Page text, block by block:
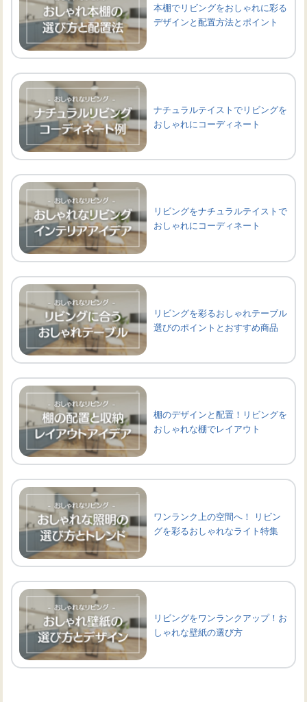
本棚でリビングをおしゃれに彩る
デザインと配置方法とポイント
ナチュラルテイストでリビングを
おしゃれにコーディネート
リビングをナチュラルテイストで
おしゃれにコーディネート
リビングを彩るおしゃれテーブル
選びのポイントとおすすめ商品
棚のデザインと配置！リビングを
おしゃれな棚でレイアウト
ワンランク上の空間へ！ リビン
グを彩るおしゃれなライト特集
リビングをワンランクアップ！お
しゃれな壁紙の選び方